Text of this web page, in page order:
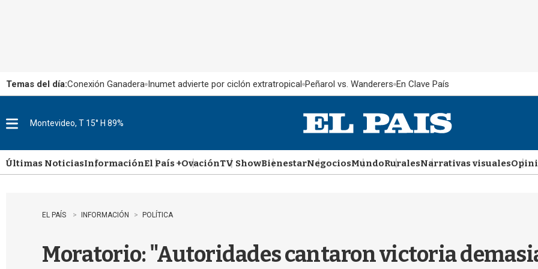
Temas del día:Conexión Ganadera Inumet advierte por ciclón extratropical Peñarol vs. Wanderers En Clave País
u
Montevideo, T 15° H 89%
Últimas NoticiasInformaciónEl País +OvaciónTV ShowBienestarNegociosMundoRuralesNarrativas visuales
EL PAÍS INFORMACIÓN POLÍTICA
Moratorio: "Autoridades cantaron victoria